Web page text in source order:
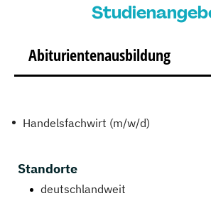
Abiturientenausbildung
Handelsfachwirt (m/w/d)
Standorte
deutschlandweit